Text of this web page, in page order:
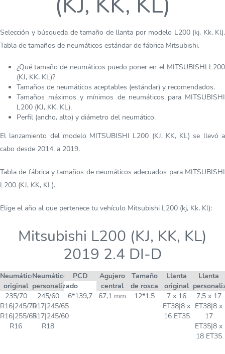
Selección y búsqueda de tamaño de llanta por modelo L200 (kj, Kk, Kl).
Tabla de tamaños de neumáticos estándar de fábrica Mitsubishi.
¿Qué tamaño de neumáticos puedo poner en el MITSUBISHI L200
(KJ, KK, KL)?
Tamaños de neumáticos aceptables (estándar) y recomendados.
Tamaños máximos y mínimos de neumáticos para MITSUBISHI
L200 (KJ, KK, KL).
Perfil (ancho, alto) y diámetro del neumático.
El lanzamiento del modelo MITSUBISHI L200 (KJ, KK, KL) se llevó a
cabo desde 2014. a 2019.
Tabla de fábrica y tamaños de neumáticos adecuados para MITSUBISHI
L200 (KJ, KK, KL).
Elige el año al que pertenece tu vehículo Mitsubishi L200 (kj, Kk, Kl):
Mitsubishi L200 (KJ, KK, KL)
2019 2.4 DI-D
Neumático
original
Neumático
personalizado
PCD
Agujero
central
Tamaño
de rosca
Llanta
original
Llanta
235/70
R16|245/70
R16|255/65
R16
245/60
R17|245/65
R17|245/60
R18
6*139,7 67,1 mm 12*1.5
7 x 16
ET38|8 x
16 ET35
7,5 x 17
ET38|8 x
17
ET35|8 x
18 ET35